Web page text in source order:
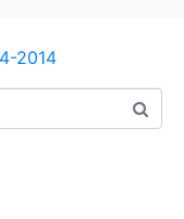
2014